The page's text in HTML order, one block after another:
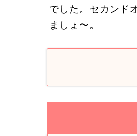
でした。セカンド
ましょ〜。